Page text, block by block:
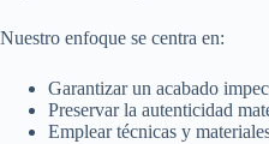
Nuestro enfoque se centra en:
Garantizar un acabado
Preservar la autenticidad
Emplear técnicas y